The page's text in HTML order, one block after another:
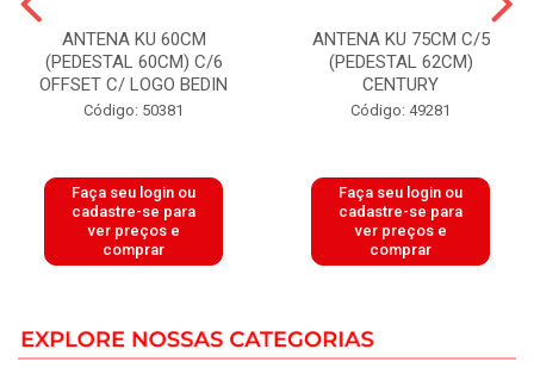
ANTENA KU 60CM
(PEDESTAL 60CM) C/6
OFFSET C/ LOGO BEDIN
Código: 50381
Faça seu login ou
cadastre-se para
ver preços e
comprar
ANTENA KU 75CM C/5
(PEDESTAL 62CM)
CENTURY
Código: 49281
Faça seu login ou
cadastre-se para
ver preços e
comprar